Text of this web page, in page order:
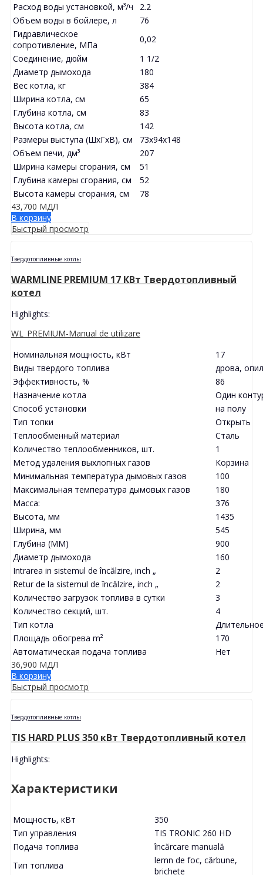
Расход воды установкой, м³/ч
2.2
Объем воды в бойлере, л
76
Гидравлическое
сопротивление, МПа
0,02
Соединение, дюйм
1 1/2
Диаметр дымохода
180
Вес котла, кг
384
Ширина котла, см
65
Глубина котла, см
83
Высота котла, см
142
Размеры выступа (ШхГхВ), см
73x94x148
Объем печи, дм³
207
Ширина камеры сгорания, см
51
Глубина камеры сгорания, см
52
Высота камеры сгорания, см
78
43,700 МДЛ
В корзину
Быстрый просмотр
Твердотопливные котлы
WARMLINE PREMIUM 17 КВт Твердотопливный
котел
Highlights:
WL_PREMIUM-Manual de utilizare
Номинальная мощность, кВт
17
Виды твердого топлива
дрова,
Эффективность, %
86
Назначение котла
Один
Способ установки
на полу
Тип топки
Открыть
Теплообменный материал
Сталь
Количество теплообменников, шт.
1
Метод удаления выхлопных газов
Корзина
Минимальная температура дымовых газов
100
Максимальная температура дымовых газов
180
Масса:
376
Высота, мм
1435
Ширина, мм
545
Глубина (MM)
900
Диаметр дымохода
160
Intrarea in sistemul de încălzire, inch „
2
Retur de la sistemul de încălzire, inch „
2
Количество загрузок топлива в сутки
3
Количество секций, шт.
4
Тип котла
Площадь обогрева m²
170
Автоматическая подача топлива
Нет
36,900 МДЛ
В корзину
Быстрый просмотр
Твердотопливные котлы
TIS HARD PLUS 350 кВт Твердотопливный котел
Highlights:
Характеристики
Мощность, кВт
350
Тип управления
TIS TRONIC 260 HD
Подача топлива
încărcare manuală
Тип топлива
lemn de foc, cărbune,
brichete